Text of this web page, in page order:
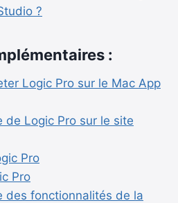
?
:
Logic Pro sur le Mac App
de Logic Pro sur le site
Pro
Pro
des fonctionnalités de la